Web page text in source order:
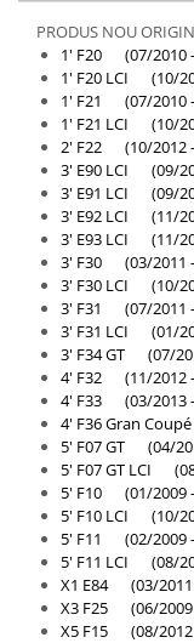
PRODUS NOU
1' F20 (07/2010
1' F20 LCI (10/
1' F21 (07/2010
1' F21 LCI (10/
2' F22 (10/2012
3' E90 LCI (09/
3' E91 LCI (09/
3' E92 LCI (11/
3' E93 LCI (11/
3' F30 (03/2011
3' F30 LCI (10/
3' F31 (07/2011
3' F31 LCI (01/
3' F34 GT (07/
4' F32 (11/2012
4' F33 (03/2013
4' F36 Gran
5' F07 GT (04/
5' F07 GT LCI
5' F10 (01/2009
5' F10 LCI (10/
5' F11 (02/2009
5' F11 LCI (08/
X1 E84 (03/
X3 F25 (06/
X5 F15 (08/